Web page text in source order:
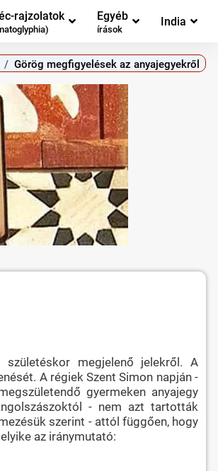
rajzolatok Egyéb
írások
India
Görög megfigyelések az anyajegyekről
megjelenő jelekről. A
A régiek Szent Simon napján -
gyermeken anyajegy
- nem azt tartották
szerint - attól függően, hogy
az iránymutató: